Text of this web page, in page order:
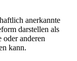
anerkannte
darstellen als
anderen
kann.